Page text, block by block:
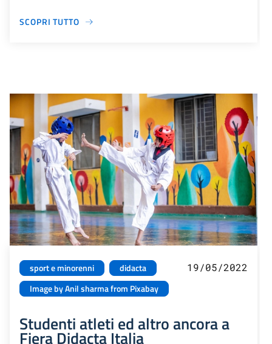
SCOPRI TUTTO
sport e minorenni
didacta
Image by Anil sharma from Pixabay
19/05/2022
Studenti atleti ed altro ancora a
Fiera Didacta Italia